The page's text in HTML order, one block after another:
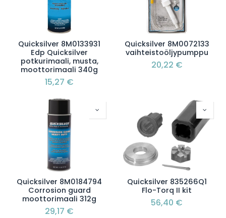
Quicksilver 8M0133931
Edp Quicksilver
potkurimaali, musta,
moottorimaali 340g
15,27 €
Quicksilver 8M0072133
vaihteistoöljypumppu
20,22 €
Quicksilver 8M0184794
Corrosion guard
moottorimaali 312g
29,17 €
Quicksilver 835266Q1
Flo-Torq II kit
56,40 €